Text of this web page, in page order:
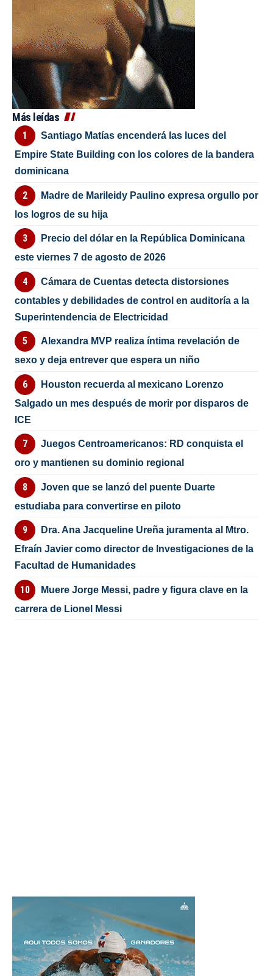
Más leídas
Santiago Matías encenderá las luces del
Empire State Building con los colores de la bandera
dominicana
Madre de Marileidy Paulino expresa orgullo por
los logros de su hija
Precio del dólar en la República Dominicana
este viernes 7 de agosto de 2026
Cámara de Cuentas detecta distorsiones
contables y debilidades de control en auditoría a la
Superintendencia de Electricidad
Alexandra MVP realiza íntima revelación de
sexo y deja entrever que espera un niño
Houston recuerda al mexicano Lorenzo
Salgado un mes después de morir por disparos de
ICE
Juegos Centroamericanos: RD conquista el
oro y mantienen su dominio regional
Joven que se lanzó del puente Duarte
estudiaba para convertirse en piloto
Dra. Ana Jacqueline Ureña juramenta al Mtro.
Efraín Javier como director de Investigaciones de la
Facultad de Humanidades
Muere Jorge Messi, padre y figura clave en la
carrera de Lionel Messi